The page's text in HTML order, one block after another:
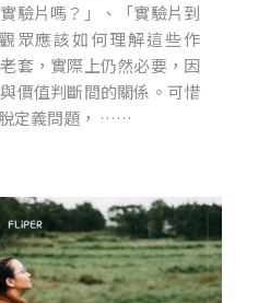
驗片嗎？」、「實驗片到
眾應該如何理解這些作
套，實際上仍然必要，因
價值判斷間的關係。可惜
定義問題， ……